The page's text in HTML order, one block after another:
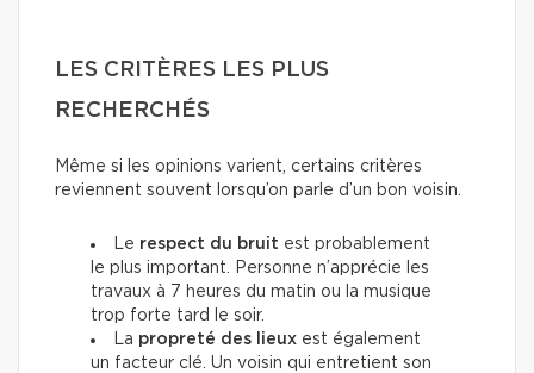
LES CRITÈRES LES PLUS
RECHERCHÉS
Même si les opinions varient, certains critères
reviennent souvent lorsqu’on parle d’un bon voisin.
Le respect du bruit est probablement
le plus important. Personne n’apprécie les
travaux à 7 heures du matin ou la musique
trop forte tard le soir.
La propreté des lieux est également
un facteur clé. Un voisin qui entretient son